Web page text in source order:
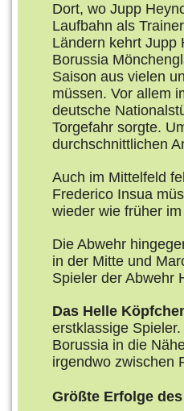
Dort, wo Jupp
Laufbahn als
Ländern kehrt Jupp
Borussia
Saison aus vielen
müssen. Vor allem
deutsche
Torgefahr sorgte.
durchschnittlichen
Auch im Mittelfeld
Frederico Insua
wieder wie früher
Die Abwehr
in der Mitte und
Spieler der Abwehr
Das Helle
erstklassige
Borussia in die
irgendwo zwischen
Größte Erfolge